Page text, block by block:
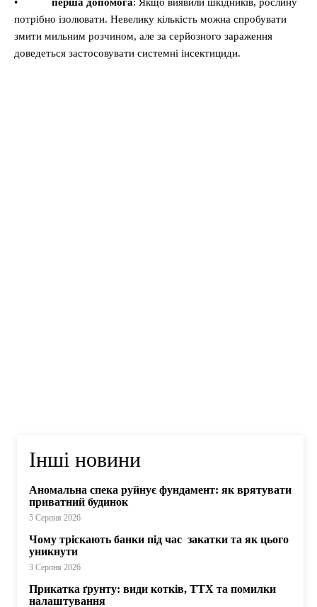
потрібно ізолювати. Невелику кількість можна спробувати
змити мильним розчином, але за серйозного зараження
доведеться застосовувати системні інсектициди.
Інші новини
Аномальна спека руйнує фундамент: як врятувати
приватний будинок
5 Серпня 2026
Чому тріскають банки під час закатки та як цього
уникнути
3 Серпня 2026
Прикатка ґрунту: види котків, ТТХ та помилки
налаштування